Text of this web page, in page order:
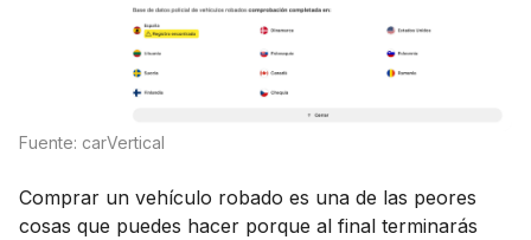
Fuente: carVertical
Comprar un vehículo robado es una de las peores
cosas que puedes hacer porque al final terminarás